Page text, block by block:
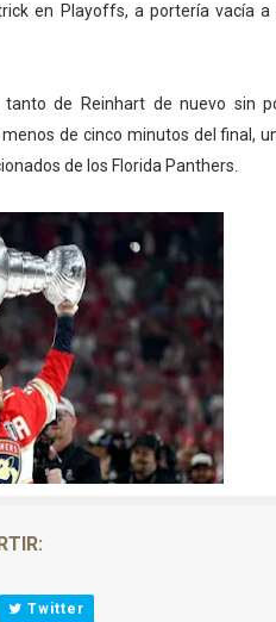
en Playoffs, a portería vacía
de Reinhart de nuevo sin
de cinco minutos del final,
de los Florida Panthers.
Twitter